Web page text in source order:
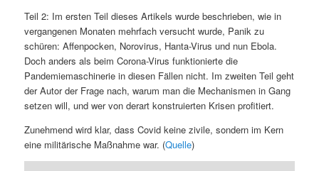
Teil 2: Im ersten Teil dieses Artikels wurde beschrieben, wie in
vergangenen Monaten mehrfach versucht wurde, Panik zu
schüren: Affenpocken, Norovirus, Hanta-Virus und nun Ebola.
Doch anders als beim Corona-Virus funktionierte die
Pandemiemaschinerie in diesen Fällen nicht. Im zweiten Teil geht
der Autor der Frage nach, warum man die Mechanismen in Gang
setzen will, und wer von derart konstruierten Krisen profitiert.
Zunehmend wird klar, dass Covid keine zivile, sondern im Kern
eine militärische Maßnahme war. (Quelle)